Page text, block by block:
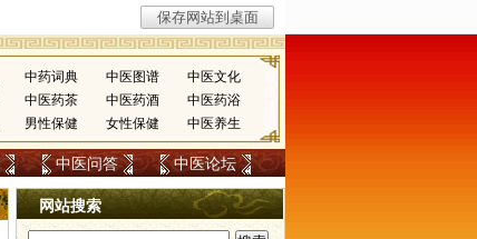
中药词典 中医图谱
中医文化
中医药茶 中医药酒
中医药浴
男性保健 女性保健 中医养生
中医问答 中医论坛
网站搜索